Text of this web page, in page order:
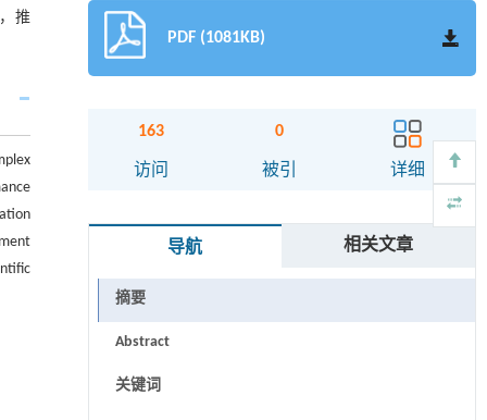
推
PDF (1081KB)
163
访问
0
被引 详细
导航 相关文章
摘要
Abstract
关键词